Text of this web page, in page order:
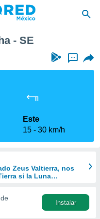
- SE
...
Este
15
30 km/h
Zeus Valtierra, nos
si la Luna
Instalar